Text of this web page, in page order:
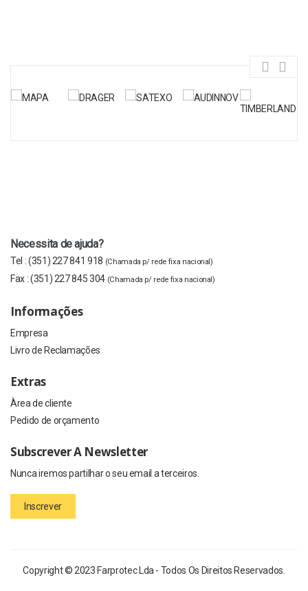
Necessita de ajuda?
Tel :(351) 227 841 918 (Chamada p/ rede fixa nacional)
Fax :(351) 227 845 304 (Chamada p/ rede fixa nacional)
Informações
Empresa
Livro de Reclamações
Extras
Àrea de cliente
Pedido de orçamento
Subscrever A Newsletter
Nunca iremos partilhar o seu email a terceiros.
Inscrever
Copyright © 2023 Farprotec Lda - Todos Os Direitos Reservados.